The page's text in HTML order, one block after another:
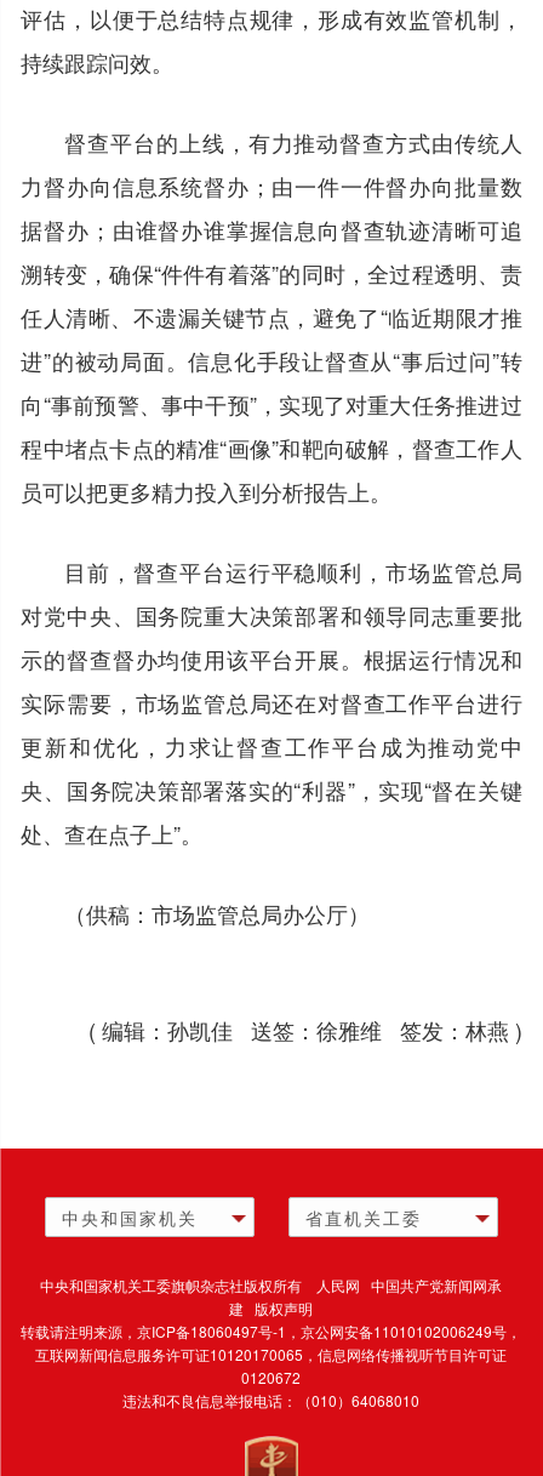
评估，以便于总结特点规律，形成有效监管机制，
持续跟踪问效。
督查平台的上线，有力推动督查方式由传统人
力督办向信息系统督办；由一件一件督办向批量数
据督办；由谁督办谁掌握信息向督查轨迹清晰可追
溯转变，确保“件件有着落”的同时，全过程透明、责
任人清晰、不遗漏关键节点，避免了“临近期限才推
进”的被动局面。信息化手段让督查从“事后过问”转
向“事前预警、事中干预”，实现了对重大任务推进过
程中堵点卡点的精准“画像”和靶向破解，督查工作人
员可以把更多精力投入到分析报告上。
目前，督查平台运行平稳顺利，市场监管总局
对党中央、国务院重大决策部署和领导同志重要批
示的督查督办均使用该平台开展。根据运行情况和
实际需要，市场监管总局还在对督查工作平台进行
更新和优化，力求让督查工作平台成为推动党中
央、国务院决策部署落实的“利器”，实现“督在关键
处、查在点子上”。
（供稿：市场监管总局办公厅）
( 编辑：孙凯佳 送签：徐雅维 签发：林燕 )
中央和国家机关 省直机关工委
中央和国家机关工委旗帜杂志社版权所有 人民网 中国共产党新闻网承
建 版权声明
转载请注明来源，京ICP备18060497号-1 ，京公网安备11010102006249号，
互联网新闻信息服务许可证10120170065，信息网络传播视听节目许可证
0120672
违法和不良信息举报电话：（010）64068010